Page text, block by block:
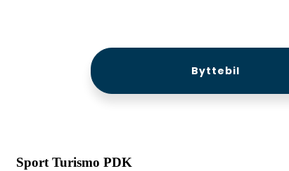
Byttebil
Sport Turismo PDK